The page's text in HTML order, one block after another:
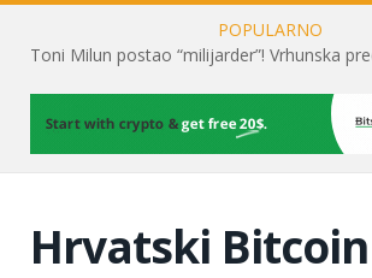
POPULARNO
Hrvatski